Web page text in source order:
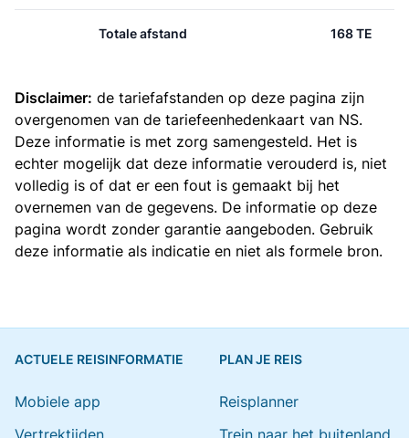
Totale afstand 168 TE
Disclaimer: de tariefafstanden op deze pagina zijn
overgenomen van de tariefeenhedenkaart van NS.
Deze informatie is met zorg samengesteld. Het is
echter mogelijk dat deze informatie verouderd is, niet
volledig is of dat er een fout is gemaakt bij het
overnemen van de gegevens. De informatie op deze
pagina wordt zonder garantie aangeboden. Gebruik
deze informatie als indicatie en niet als formele bron.
ACTUELE REISINFORMATIE
Mobiele app
Vertrektijden
PLAN JE REIS
Reisplanner
Trein naar het buitenland